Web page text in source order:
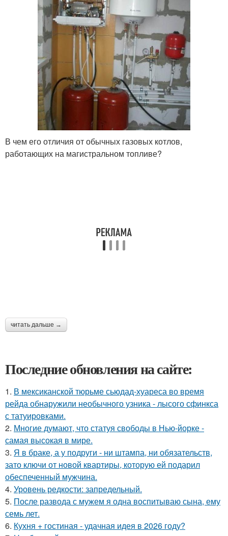
В чем его отличия от обычных газовых котлов,
работающих на магистральном топливе?
читать дальше →
Последние обновления на сайте:
1. В мексиканской тюрьме сьюдад-хуареса во время
рейда обнаружили необычного узника - лысого сфинкса
с татуировками.
2. Многие думают, что статуя свободы в Нью-йорке -
самая высокая в мире.
3. Я в браке, а у подруги - ни штампа, ни обязательств,
зато ключи от новой квартиры, которую ей подарил
обеспеченный мужчина.
4. Уровень редкости: запредельный.
5. После развода с мужем я одна воспитываю сына, ему
семь лет.
6. Кухня + гостиная - удачная идея в 2026 году?